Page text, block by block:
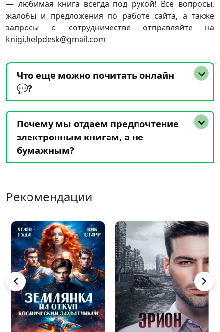
— любимая книга всегда под рукой! Все вопросы,
жалобы и предложения по работе сайта, а также
запросы о сотрудничестве отправляйте на
knigi.helpdesk@gmail.com
Что еще можно почитать онлайн
💬?
Почему мы отдаем предпочтение
электронным книгам, а не
бумажным?
Рекомендации